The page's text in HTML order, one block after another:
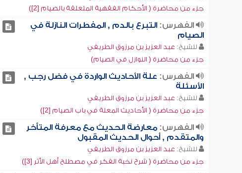
جزء من محاضرة ( الأحكام الفقهية المتعلقة بالصيام [2])
الفهرس:التبرع بالدم , المفطرات النازلة في
الصيام
للشيخ: عبد العزيز بن مرزوق الطريفي
جزء من محاضرة ( النوازل في الصيام)
الفهرس: علة الأحاديث الواردة في فضل رجب ,
الأسئلة
للشيخ: عبد العزيز بن مرزوق الطريفي
جزء من محاضرة ( الأحاديث المعلة في باب الصيام [2])
الفهرس:معارضة الحديث مع معرفة المتأخر
والمتقدم , أحوال الحديث المقبول
للشيخ: عبد العزيز بن مرزوق الطريفي
جزء من محاضرة ( شرح نخبة الفكر في مصطلح أهل الأثر [3])